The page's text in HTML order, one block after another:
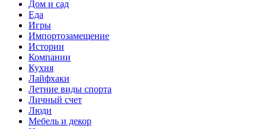
Дом и сад
Еда
Игры
Импортозамещение
Истории
Компании
Кухня
Лайфхаки
Летние виды спорта
Личный счет
Люди
Мебель и декор